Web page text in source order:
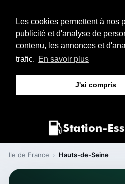
Les cookies permettent à nos
publicité et d'analyse de
contenu, les annonces et
trafic. En savoir plus
J'ai compris
Ile de France › Hauts-de-Seine